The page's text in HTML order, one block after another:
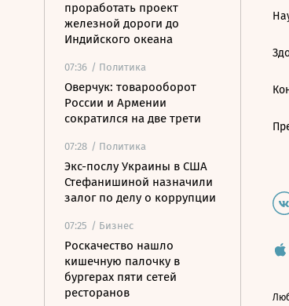
проработать проект
железной дороги до
Индийского океана
07:36 / Политика
Оверчук: товарооборот
России и Армении
сократился на две трети
07:28 / Политика
Экс-послу Украины в США
Стефанишиной назначили
залог по делу о коррупции
07:25 / Бизнес
Роскачество нашло
кишечную палочку в
бургерах пяти сетей
ресторанов